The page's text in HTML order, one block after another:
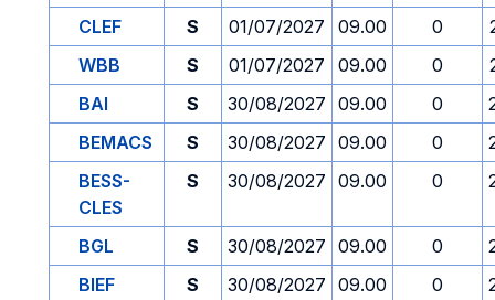
CLEF
S 01/07/2027 09.00 0
WBB
S 01/07/2027 09.00 0
BAI
S 30/08/2027 09.00 0
BEMACS
S 30/08/2027 09.00 0
BESS-
CLES
S 30/08/2027 09.00 0
BGL S 30/08/2027 09.00 0
BIEF
S 30/08/2027 09.00 0